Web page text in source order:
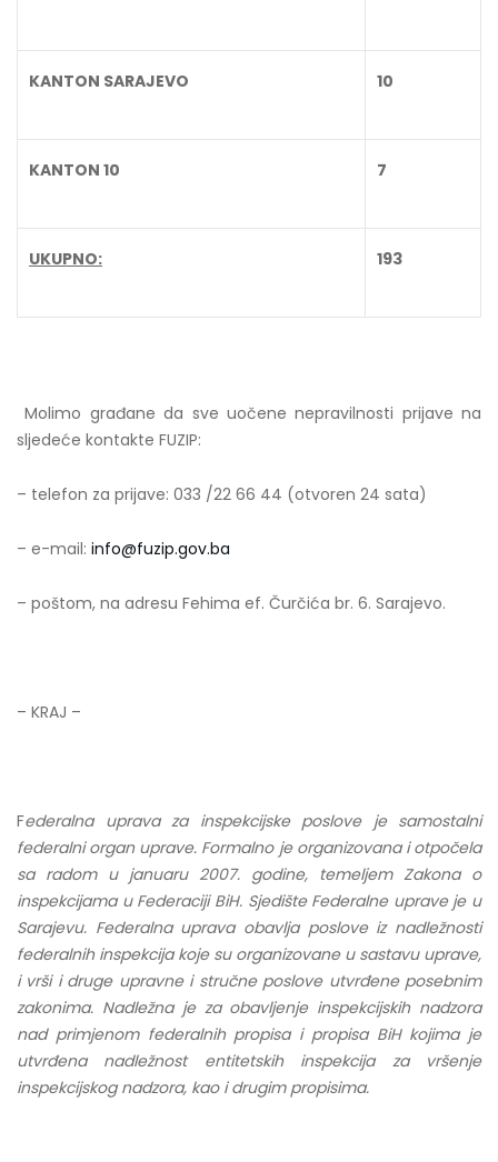
KANTON SARAJEVO 10
KANTON 10 7
UKUPNO: 193
Molimo građane da sve uočene nepravilnosti prijave na
sljedeće kontakte FUZIP:
– telefon za prijave: 033 /22 66 44 (otvoren 24 sata)
– e-mail: info@fuzip.gov.ba
– poštom, na adresu Fehima ef. Čurčića br. 6. Sarajevo.
– KRAJ –
Federalna uprava za inspekcijske poslove je samostalni
federalni organ uprave. Formalno je organizovana i otpočela
sa radom u januaru 2007. godine, temeljem Zakona o
inspekcijama u Federaciji BiH. Sjedište Federalne uprave je u
Sarajevu. Federalna uprava obavlja poslove iz nadležnosti
federalnih inspekcija koje su organizovane u sastavu uprave,
i vrši i druge upravne i stručne poslove utvrđene posebnim
zakonima. Nadležna je za obavljenje inspekcijskih nadzora
nad primjenom federalnih propisa i propisa BiH kojima je
utvrđena nadležnost entitetskih inspekcija za vršenje
inspekcijskog nadzora, kao i drugim propisima.